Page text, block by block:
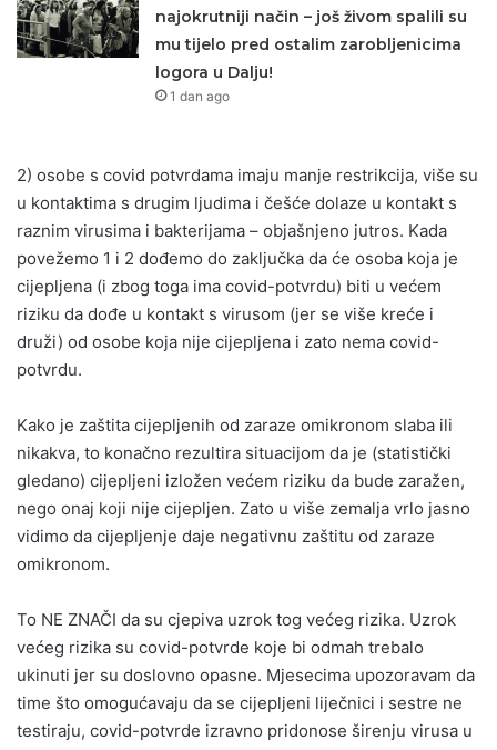
najokrutniji način – još živom spalili su
mu tijelo pred ostalim zarobljenicima
logora u Dalju!
1 dan ago
2) osobe s covid potvrdama imaju manje restrikcija, više su
u kontaktima s drugim ljudima i češće dolaze u kontakt s
raznim virusima i bakterijama – objašnjeno jutros. Kada
povežemo 1 i 2 dođemo do zaključka da će osoba koja je
cijepljena (i zbog toga ima covid-potvrdu) biti u većem
riziku da dođe u kontakt s virusom (jer se više kreće i
druži) od osobe koja nije cijepljena i zato nema covid-
potvrdu.
Kako je zaštita cijepljenih od zaraze omikronom slaba ili
nikakva, to konačno rezultira situacijom da je (statistički
gledano) cijepljeni izložen većem riziku da bude zaražen,
nego onaj koji nije cijepljen. Zato u više zemalja vrlo jasno
vidimo da cijepljenje daje negativnu zaštitu od zaraze
omikronom.
To NE ZNAČI da su cjepiva uzrok tog većeg rizika. Uzrok
većeg rizika su covid-potvrde koje bi odmah trebalo
ukinuti jer su doslovno opasne. Mjesecima upozoravam da
time što omogućavaju da se cijepljeni liječnici i sestre ne
testiraju, covid-potvrde izravno pridonose širenju virusa u